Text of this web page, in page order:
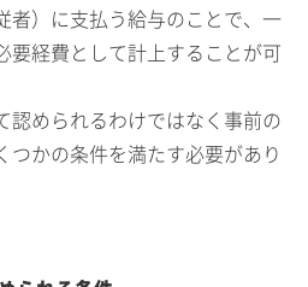
者）に支払う給与のことで、一
要経費として計上することが可
認められるわけではなく事前の
つかの条件を満たす必要があり